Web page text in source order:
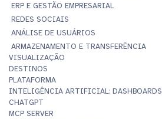
ERP E GESTÃO EMPRESARIAL
REDES SOCIAIS
ANÁLISE DE USUÁRIOS
ARMAZENAMENTO E TRANSFERÊNCIA
VISUALIZAÇÃO
DESTINOS
PLATAFORMA
INTELIGÊNCIA ARTIFICIAL:
CHATGPT
MCP SERVER